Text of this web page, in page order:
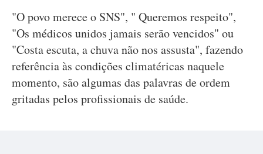
"O povo merece o SNS", " Queremos respeito",
"Os médicos unidos jamais serão vencidos" ou
"Costa escuta, a chuva não nos assusta", fazendo
referência às condições climatéricas naquele
momento, são algumas das palavras de ordem
gritadas pelos profissionais de saúde.